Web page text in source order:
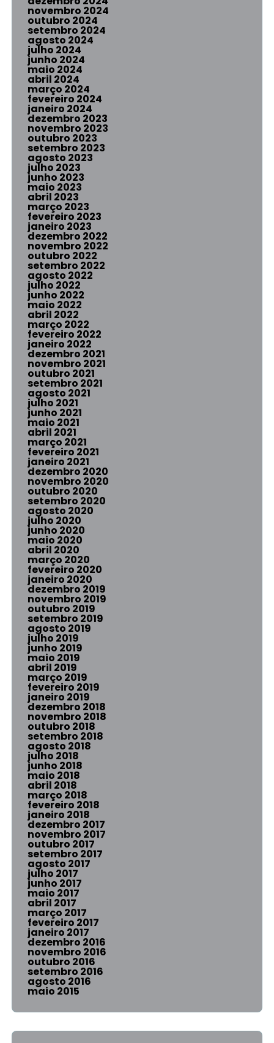
novembro 2024
outubro 2024
setembro 2024
agosto 2024
julho 2024
junho 2024
maio 2024
abril 2024
março 2024
fevereiro 2024
janeiro 2024
dezembro 2023
novembro 2023
outubro 2023
setembro 2023
agosto 2023
julho 2023
junho 2023
maio 2023
abril 2023
março 2023
fevereiro 2023
janeiro 2023
dezembro 2022
novembro 2022
outubro 2022
setembro 2022
agosto 2022
julho 2022
junho 2022
maio 2022
abril 2022
março 2022
fevereiro 2022
janeiro 2022
dezembro 2021
novembro 2021
outubro 2021
setembro 2021
agosto 2021
julho 2021
junho 2021
maio 2021
abril 2021
março 2021
fevereiro 2021
janeiro 2021
dezembro 2020
novembro 2020
outubro 2020
setembro 2020
agosto 2020
julho 2020
junho 2020
maio 2020
abril 2020
março 2020
fevereiro 2020
janeiro 2020
dezembro 2019
novembro 2019
outubro 2019
setembro 2019
agosto 2019
julho 2019
junho 2019
maio 2019
abril 2019
março 2019
fevereiro 2019
janeiro 2019
dezembro 2018
novembro 2018
outubro 2018
setembro 2018
agosto 2018
julho 2018
junho 2018
maio 2018
abril 2018
março 2018
fevereiro 2018
janeiro 2018
dezembro 2017
novembro 2017
outubro 2017
setembro 2017
agosto 2017
julho 2017
junho 2017
maio 2017
abril 2017
março 2017
fevereiro 2017
janeiro 2017
dezembro 2016
novembro 2016
outubro 2016
setembro 2016
agosto 2016
maio 2015